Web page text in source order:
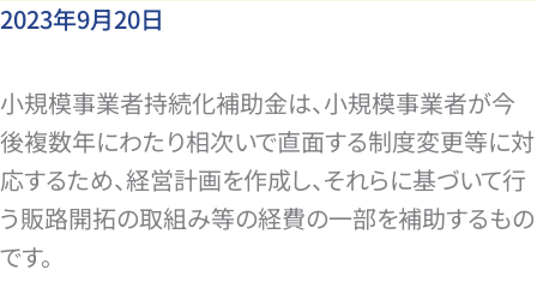
2023年9月20日
小規模事業者持続化補助金は、小規模事業者が今
後複数年にわたり相次いで直面する制度変更等に対
応するため、経営計画を作成し、それらに基づいて行
う販路開拓の取組み等の経費の一部を補助するもの
です。